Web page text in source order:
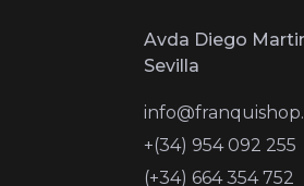
Avda Diego
Sevilla
+(34) 954 092 255
(+34) 664 354 752